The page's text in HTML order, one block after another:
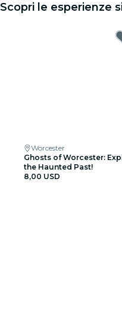
Scopri le esperienze
Worcester
Ghosts of Worcester:
the Haunted Past!
8,00 USD